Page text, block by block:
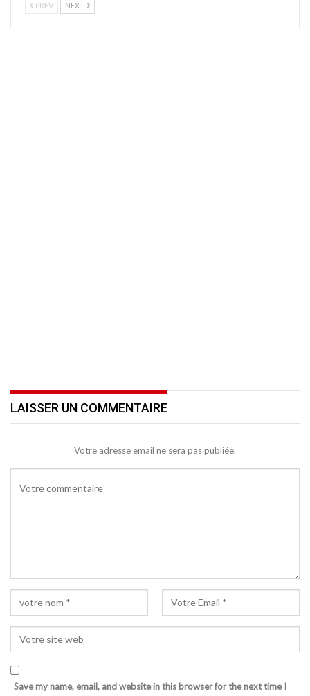
PREV NEXT
LAISSER UN COMMENTAIRE
Votre adresse email ne sera pas publiée.
Save my name, email, and website in this browser for the next time I